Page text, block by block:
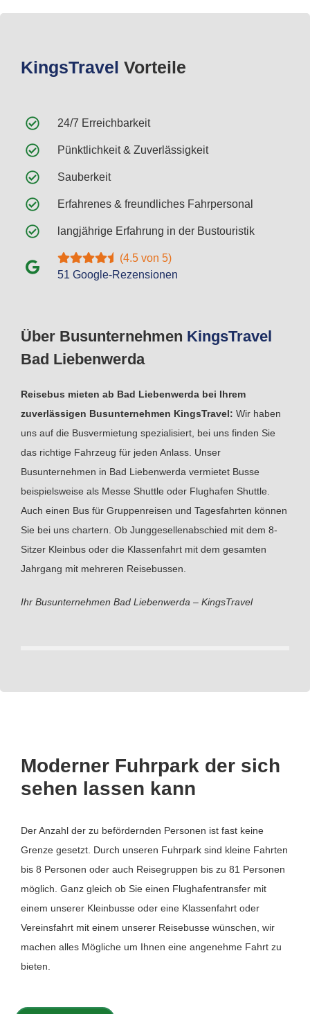
Über Busunternehmen KingsTravel
Bad Liebenwerda
Reisebus mieten ab Bad Liebenwerda bei Ihrem
zuverlässigen Busunternehmen KingsTravel: Wir haben
uns auf die Busvermietung spezialisiert, bei uns finden Sie
das richtige Fahrzeug für jeden Anlass. Unser
Busunternehmen in Bad Liebenwerda vermietet Busse
beispielsweise als Messe Shuttle oder Flughafen Shuttle.
Auch einen Bus für Gruppenreisen und Tagesfahrten können
Sie bei uns chartern. Ob Junggesellenabschied mit dem 8-
Sitzer Kleinbus oder die Klassenfahrt mit dem gesamten
Jahrgang mit mehreren Reisebussen.
Ihr Busunternehmen Bad Liebenwerda – KingsTravel
KingsTravel Vorteile
24/7 Erreichbarkeit
Pünktlichkeit & Zuverlässigkeit
Sauberkeit
Erfahrenes & freundliches Fahrpersonal
langjährige Erfahrung in der Bustouristik
(4.5 von 5)
51 Google-Rezensionen
Moderner Fuhrpark der sich
sehen lassen kann
Der Anzahl der zu befördernden Personen ist fast keine
Grenze gesetzt. Durch unseren Fuhrpark sind kleine Fahrten
bis 8 Personen oder auch Reisegruppen bis zu 81 Personen
möglich. Ganz gleich ob Sie einen Flughafentransfer mit
einem unserer Kleinbusse oder eine Klassenfahrt oder
Vereinsfahrt mit einem unserer Reisebusse wünschen, wir
machen alles Mögliche um Ihnen eine angenehme Fahrt zu
bieten.